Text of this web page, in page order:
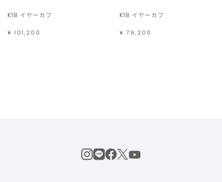
K18 イヤーカフ
¥ 101,200
K18 イヤーカフ
¥ 79,200